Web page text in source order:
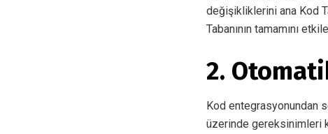
değişikliklerini ana Kod
Tabanının tamamını
2.
Kod entegrasyonundan
üzerinde gereksinimleri